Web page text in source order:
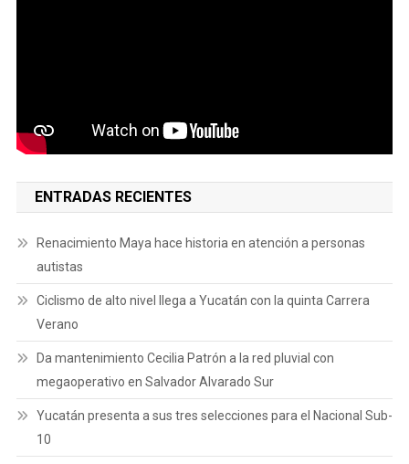
ENTRADAS RECIENTES
Renacimiento Maya hace historia en atención a personas
autistas
Ciclismo de alto nivel llega a Yucatán con la quinta Carrera
Verano
Da mantenimiento Cecilia Patrón a la red pluvial con
megaoperativo en Salvador Alvarado Sur
Yucatán presenta a sus tres selecciones para el Nacional Sub-
10